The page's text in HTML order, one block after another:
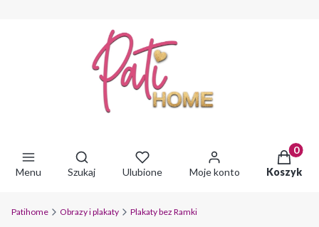
Menu
Otwórz wyszukiwarkę
Szukaj Ulubione Moje konto Koszyk
Patihome Obrazy i plakaty Plakaty bez Ramki